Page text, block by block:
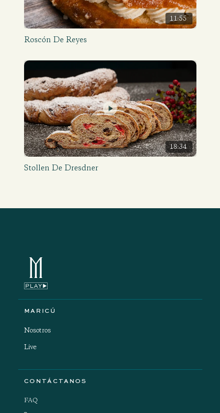
11:55
Roscón De Reyes
18:34
Stollen De Dresdner
MARICÚ
Nosotros
Live
CONTÁCTANOS
FAQ